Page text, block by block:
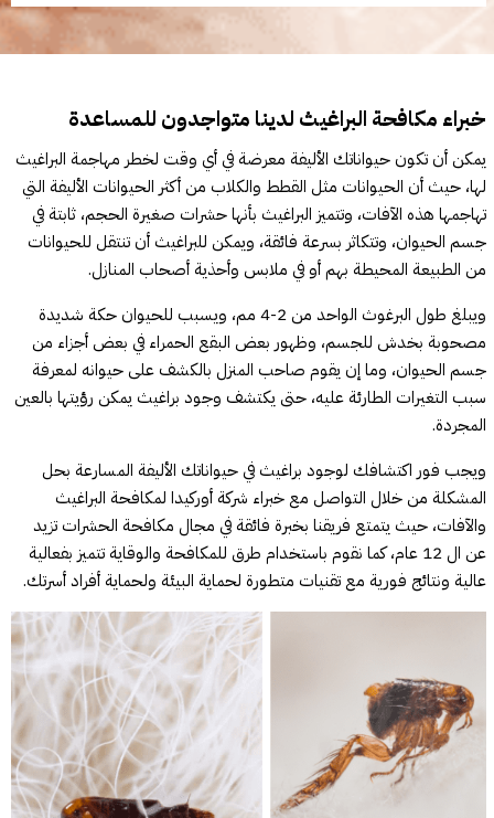
خبراء مكافحة البراغيث لدينا متواجدون للمساعدة
يمكن أن تكون حيواناتك الأليفة معرضة في أي وقت لخطر مهاجمة البراغيث
لها، حيث أن الحيوانات مثل القطط والكلاب من أكثر الحيوانات الأليفة التي
تهاجمها هذه الآفات، وتتميز البراغيث بأنها حشرات صغيرة الحجم، ثابتة في
جسم الحيوان، وتتكاثر بسرعة فائقة، ويمكن للبراغيث أن تنتقل للحيوانات
من الطبيعة المحيطة بهم أو في ملابس وأحذية أصحاب المنازل.
ويبلغ طول البرغوث الواحد من 2-4 مم، ويسبب للحيوان حكة شديدة
مصحوبة بخدش للجسم، وظهور بعض البقع الحمراء في بعض أجزاء من
جسم الحيوان، وما إن يقوم صاحب المنزل بالكشف على حيوانه لمعرفة
سبب التغيرات الطارئة عليه، حتى يكتشف وجود براغيث يمكن رؤيتها بالعين
المجردة.
ويجب فور اكتشافك لوجود براغيث في حيواناتك الأليفة المسارعة بحل
المشكلة من خلال التواصل مع خبراء شركة أوركيدا لمكافحة البراغيث
والآفات، حيث يتمتع فريقنا بخبرة فائقة في مجال مكافحة الحشرات تزيد
عن ال 12 عام، كما نقوم باستخدام طرق للمكافحة والوقاية تتميز بفعالية
عالية ونتائج فورية مع تقنيات متطورة لحماية البيئة ولحماية أفراد أسرتك.